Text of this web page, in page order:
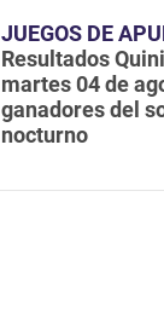
JUEGOS DE
Resultados
martes 04 de
ganadores del
nocturno